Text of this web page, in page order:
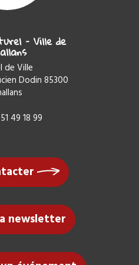
– Ville de
de Ville
Dodin 85300
49 18 99
newsletter